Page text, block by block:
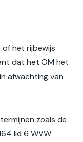
het rijbewijs
dat het OM het
afwachting van
zoals de
lid 6 WVW